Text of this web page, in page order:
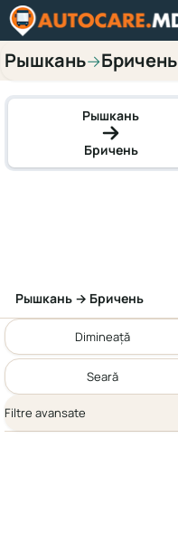
Рышкань→Бричень
Рышкань
Бричень
Рышкань → Бричень
Dimineață
Seară
Filtre avansate